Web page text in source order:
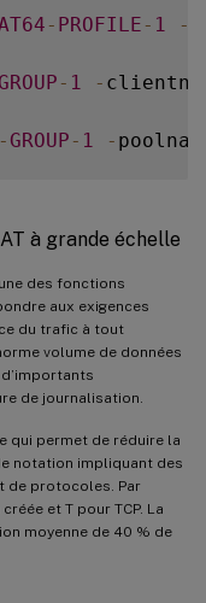
- PROFILE - 1 -
GROUP - 1 -
- GROUP - 1 -
à grande échelle
des fonctions
aux exigences
du trafic à tout
volume de données
de journalisation.
qui permet de réduire la
notation impliquant des
de protocoles. Par
et T pour TCP. La
moyenne de 40 % de